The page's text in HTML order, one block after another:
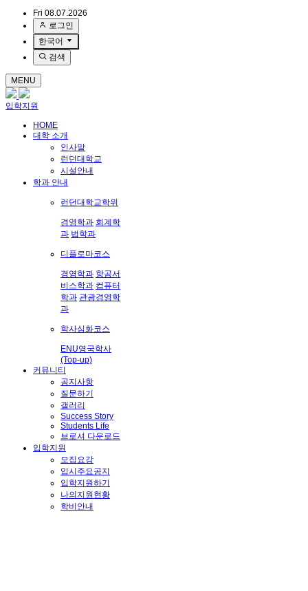
Fri 08.07.2026
로그인
한국어
검색
MENU
입학지원
HOME
대학 소개
인사말
런던대학교
시설안내
학과 안내
런던대학교학위
경영학과 회계학
과 법학과
디플로마코스
경영학과 항공서
비스학과 컴퓨터
학과 관광경영학
과
학사심화코스
ENU영국학사
(Top-up)
커뮤니티
공지사항
질문하기
갤러리
Success Story
Students Life
브로셔 다운로드
입학지원
모집요강
입시주요공지
입학지원하기
나의지원현황
학비안내